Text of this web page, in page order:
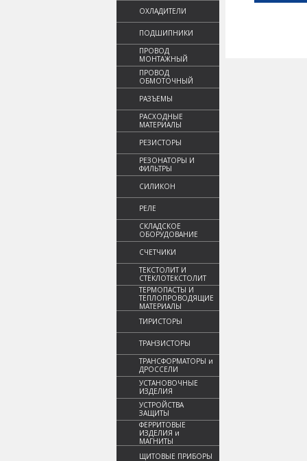
ОХЛАДИТЕЛИ
ПОДШИПНИКИ
ПРОВОД
МОНТАЖНЫЙ
ПРОВОД
ОБМОТОЧНЫЙ
РАЗЪЕМЫ
РАСХОДНЫЕ
МАТЕРИАЛЫ
РЕЗИСТОРЫ
РЕЗОНАТОРЫ И
ФИЛЬТРЫ
СИЛИКОН
РЕЛЕ
СКЛАДСКОЕ
ОБОРУДОВАНИЕ
СЧЕТЧИКИ
ТЕКСТОЛИТ И
СТЕКЛОТЕКСТОЛИТ
ТЕРМОПАСТЫ И
ТЕПЛОПРОВОДЯЩИЕ
МАТЕРИАЛЫ
ТИРИСТОРЫ
ТРАНЗИСТОРЫ
ТРАНСФОРМАТОРЫ и
ДРОССЕЛИ
УСТАНОВОЧНЫЕ
ИЗДЕЛИЯ
УСТРОЙСТВА
ЗАЩИТЫ
ФЕРРИТОВЫЕ
ИЗДЕЛИЯ и
МАГНИТЫ
ЩИТОВЫЕ ПРИБОРЫ